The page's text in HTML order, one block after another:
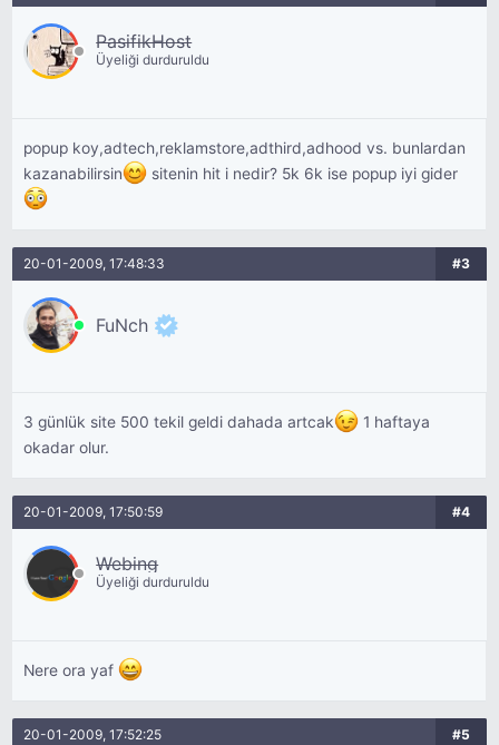
PasifikHost
Üyeliği durduruldu
popup koy,adtech,reklamstore,adthird,adhood vs. bunlardan
kazanabilirsin
sitenin hit i nedir? 5k 6k ise popup iyi gider
20-01-2009, 17:48:33 #3
FuNch
3 günlük site 500 tekil geldi dahada artcak
1 haftaya
okadar olur.
20-01-2009, 17:50:59 #4
Webing
Üyeliği durduruldu
Nere ora yaf
20-01-2009, 17:52:25 #5